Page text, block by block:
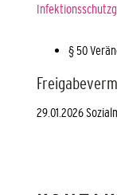
§ 50
29.01.2026